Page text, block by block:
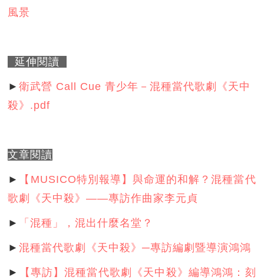
風景
延伸閱讀
►衛武營 Call Cue 青少年－混種當代歌劇《天中
殺》 .pdf
文章閱讀
►
【MUSICO特別報導】與命運的和解？混種當代
歌劇《天中殺》——專訪作曲家李元貞
► 「混種」，混出什麼名堂？
►混種當代歌劇《天中殺》─專訪編劇暨導演鴻鴻
►
【專訪】混種當代歌劇《天中殺》編導鴻鴻：刻